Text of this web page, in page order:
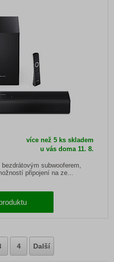
více než 5 ks skladem
u vás doma 11. 8.
subwooferem,
připojení na ze...
4 Další